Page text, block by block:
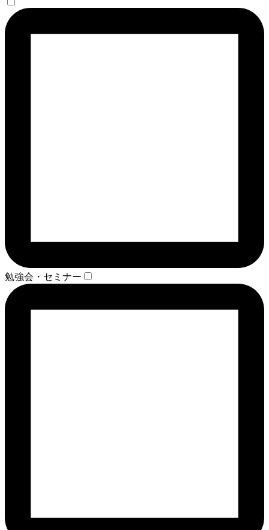
勉強会・セミナー